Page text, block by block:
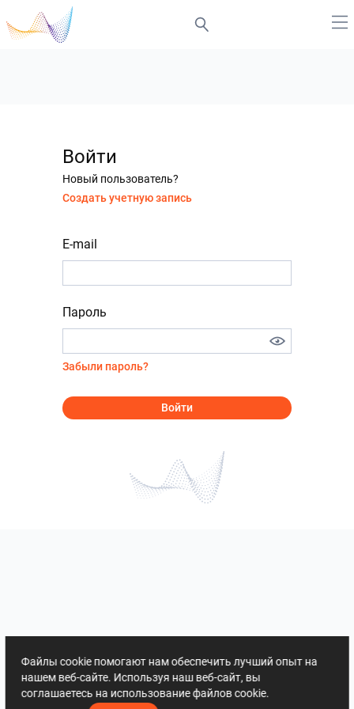
Войти
Новый пользователь?
Создать учетную запись
E-mail
Пароль
Забыли пароль?
Войти
Файлы cookie помогают нам обеспечить лучший опыт на
нашем веб-сайте. Используя наш веб-сайт, вы
соглашаетесь на использование файлов cookie.